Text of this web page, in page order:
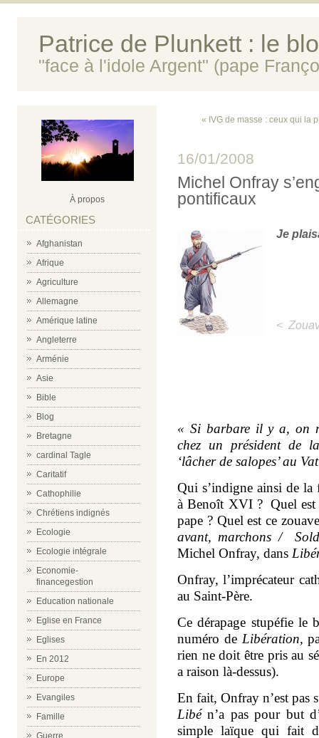
Patrice de Plunkett : le
"face à l'idole Argent" (pape
À propos
CATÉGORIES
Afghanistan
Afrique
Agriculture
Allemagne
Amérique latine
Angleterre
Arménie
Asie
Bible
Blog
Bretagne
cardinal Tagle
Caritatif
Cathophilie
Chrétiens indignés
Ecologie
Ecologie intégrale
Economie-
financegestion
Education nationale
Eglise en France
Eglises
En 2012
Europe
Evangiles
Famille
Guerre
« IVG de masse : ceux qui la
16/01/2008
Michel Onfray
pontificaux
Je
<
« Si barbare il y a, on
chez un président de
‘lâcher de salopes’ au
Qui s’indigne ainsi de
à Benoît XVI ? Quel
pape ? Quel est ce
avant, marchons /
Michel Onfray, dans
Onfray, l’imprécateur
au Saint-Père.
Ce dérapage stupéfie le
numéro de Libération,
rien ne doit être pris au
a raison là-dessus).
En fait, Onfray n’est pas
Libén’a pas pour but
simple laïque qui fait